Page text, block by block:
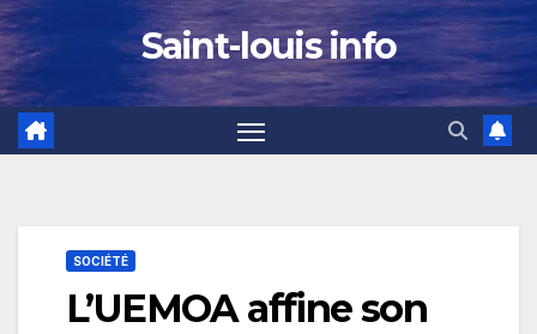
Saint-louis info
SOCIÉTÉ
L’UEMOA affine son